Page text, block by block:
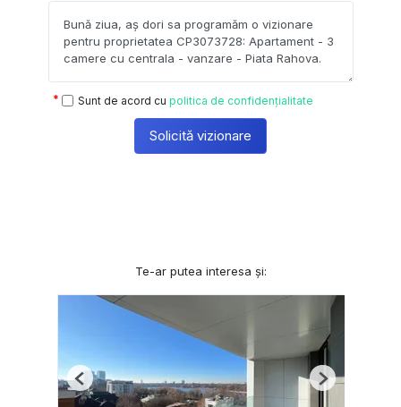
Sunt de acord cu politica de confidențialitate
Solicită vizionare
Te-ar putea interesa și:
Previous Next